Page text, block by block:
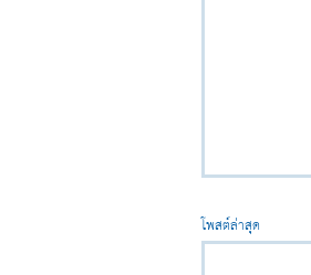
โพสต์ล่าสุด